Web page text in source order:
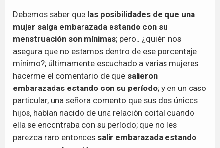
Debemos saber que las posibilidades de que una
mujer salga embarazada estando con su
menstruación son mínimas; pero.. ¿quién nos
asegura que no estamos dentro de ese porcentaje
mínimo?; últimamente escuchado a varias mujeres
hacerme el comentario de que salieron
embarazadas estando con su período; y en un caso
particular, una señora comento que sus dos únicos
hijos, habían nacido de una relación coital cuando
ella se encontraba con su período; que no les
parezca raro entonces salir embarazada estando